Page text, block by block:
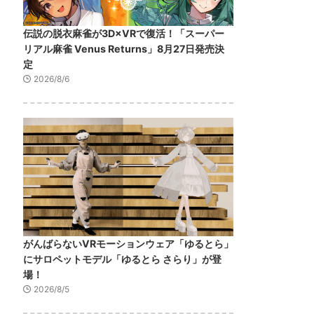
伝説の脱衣麻雀が3D×VRで復活！「スーパー
リアル麻雀 Venus Returns」8月27日発売決
定
2026/8/6
がんばらないVRモーションウェア「ゆるとら」
にサロペットモデル「ゆるとら さらり」が登
場！
2026/8/5